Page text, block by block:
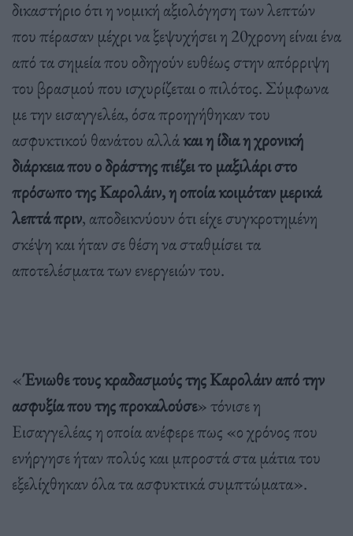
δικαστήριο ότι η νομική αξιολόγηση των λεπτών
που πέρασαν μέχρι να ξεψυχήσει η 20χρονη είναι ένα
από τα σημεία που οδηγούν ευθέως στην απόρριψη
του βρασμού που ισχυρίζεται ο πιλότος. Σύμφωνα
με την εισαγγελέα, όσα προηγήθηκαν του
ασφυκτικού θανάτου αλλάκαι η ίδια η χρονική
διάρκεια που ο δράστης πιέζει το μαξιλάρι στο
πρόσωπο της Καρολάιν, η οποία κοιμόταν μερικά
λεπτά πριν, αποδεικνύουν ότι είχε συγκροτημένη
σκέψη και ήταν σε θέση να σταθμίσει τα
αποτελέσματα των ενεργειών του.
«Ένιωθε τους κραδασμούς της Καρολάιν από την
ασφυξία που της προκαλούσε» τόνισε η
Εισαγγελέας η οποία ανέφερε πως «ο χρόνος που
ενήργησε ήταν πολύς και μπροστά στα μάτια του
εξελίχθηκαν όλα τα ασφυκτικά συμπτώματα».